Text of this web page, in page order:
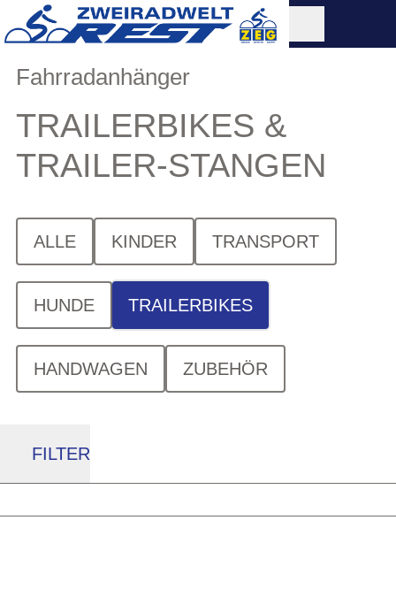
Fahrradanhänger
TRAILERBIKES &
TRAILER-STANGEN
ALLE KINDER TRANSPORT
HUNDE TRAILERBIKES
HANDWAGEN ZUBEHÖR
FILTER